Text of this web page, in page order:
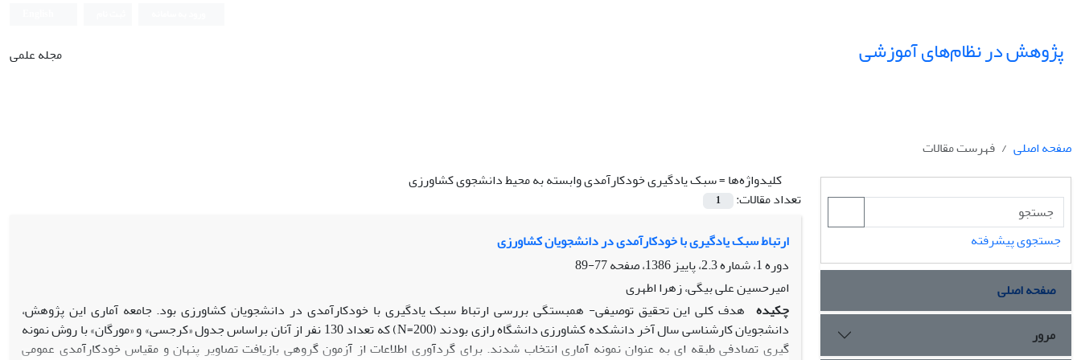
پژوهش در نظام‌های آموزشی مجله علمی
صفحه اصلی
فهرست مقالات
کلیدواژه‌ها =سبک یادگیری خودکارآمدی وابسته به محیط دانشجوی کشاورزی
تعداد مقالات:
1
ارتباط سبک یادگیری با خودکارآمدی در دانشجویان کشاورزی
دوره 1، شماره 2.3، پاییز 1386، صفحه
77-89
امیرحسین علی بیگی، زهرا اطهری
چکیده هدف کلی این تحقیق توصیفی- همبستگی بررسی ارتباط سبک یادگیری با خودکارآمدی در دانشجویان کشاورزی بود. جامعه آماری این پژوهش،
دانشجویان کارشناسی سال آخر دانشکده کشاورزی دانشگاه رازی بودند (N=200) که تعداد 130 نفر از آنان براساس جدول «کرجسی» و «مورگان» با روش نمونه
گیری تصادفی طبقه ای به عنوان نمونه آماری انتخاب شدند. برای گردآوری اطلاعات از آزمون گروهی بازیافت تصاویر پنهان و مقیاس خودکارآمدی عمومی
جستجوی پیشرفته
صفحه اصلی
مرور